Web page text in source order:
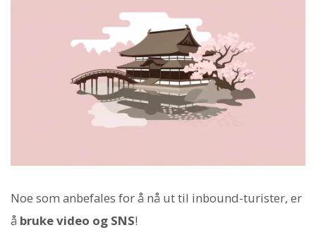
Noe som anbefales for å nå ut til inbound-turister, er
å bruke video og SNS!